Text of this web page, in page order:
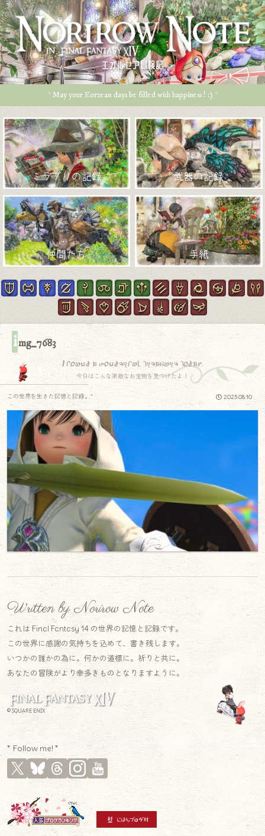
エオルゼア冒険記
* May your Eorzean days be filled with happiness ! :) *
ミラプリの記録 武器の記録
仲間たち 手紙
img_7683
I found a wonderful treasure today.
今日はこんな素敵なお宝物を見つけたよ！
2025.08.10
この世界を生きた記憶と記録.｡.:*
Written by Norirow Note
これは Final Fantasy 14 の世界の記憶と記録です。
この世界に感謝の気持ちを込めて、書き残します。
いつかの誰かの為に。何かの道標に。祈りと共に。
あなたの冒険がより幸多きものとなりますように。
© SQUARE ENIX
* Follow me! *